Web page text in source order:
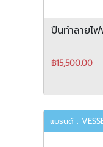
ปืนทำลายไ
฿15,500.00
แบรนด์ :